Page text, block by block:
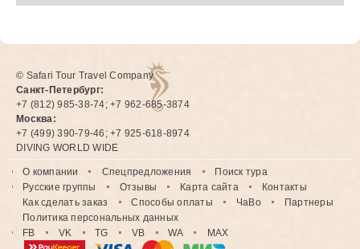
© Safari Tour Travel Company
Санкт-Петербург:
+7 (812) 985-38-74; +7 962-685-3874
Москва:
+7 (499) 390-79-46; +7 925-618-8974
DIVING WORLD WIDE
О компании Спецпредложения
Поиск тура
Русские группы
Отзывы Карта сайта
Контакты
Как сделать заказ
Способы оплаты ЧаВо
Партнеры
Политика персональных данных
FB
VK TG VB WA MAX